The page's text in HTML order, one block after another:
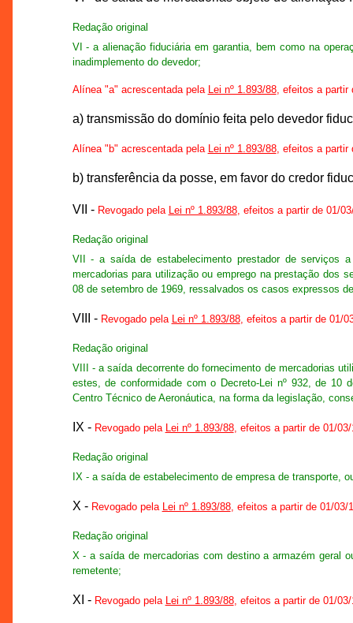
Redação original
VI - a alienação fiduciária em garantia, bem como na
inadimplemento do devedor;
Alínea "a" acrescentada pela Lei nº 1.893/88, efeitos a partir
a) transmissão do domínio feita pelo devedor
Alínea "b" acrescentada pela Lei nº 1.893/88, efeitos a partir
b) transferência da posse, em favor do credor
VII - Revogado pela Lei nº 1.893/88, efeitos a partir de 01/
Redação original
VII - a saída de estabelecimento prestador de serviços
mercadorias para utilização ou emprego na prestação dos
08 de setembro de 1969, ressalvados os casos expressos
VIII - Revogado pela Lei nº 1.893/88, efeitos a partir de 01/
Redação original
VIII - a saída decorrente do fornecimento de mercadorias
estes, de conformidade com o Decreto-Lei nº 932, de 10
Centro Técnico de Aeronáutica, na forma da legislação,
IX - Revogado pela Lei nº 1.893/88, efeitos a partir de 01/03/
Redação original
IX - a saída de estabelecimento de empresa de transporte,
X - Revogado pela Lei nº 1.893/88, efeitos a partir de 01/03/
Redação original
X - a saída de mercadorias com destino a armazém geral
remetente;
XI - Revogado pela Lei nº 1.893/88, efeitos a partir de 01/03/